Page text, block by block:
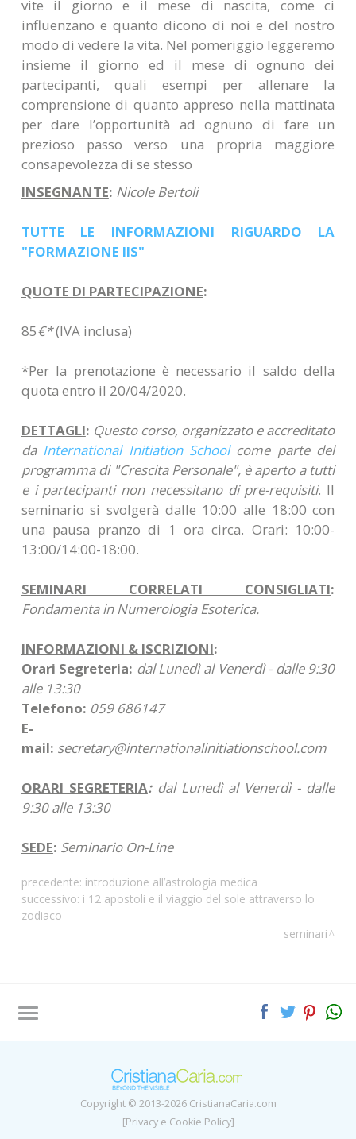
vite il giorno e il mese di nascita, come ci
influenzano e quanto dicono di noi e del nostro
modo di vedere la vita. Nel pomeriggio leggeremo
insieme il giorno ed il mese di ognuno dei
partecipanti, quali esempi per allenare la
comprensione di quanto appreso nella mattinata
per dare l’opportunità ad ognuno di fare un
prezioso passo verso una propria maggiore
consapevolezza di se stesso
INSEGNANTE: Nicole Bertoli
TUTTE LE INFORMAZIONI RIGUARDO LA
"FORMAZIONE IIS"
QUOTE DI PARTECIPAZIONE:
85€*(IVA inclusa)
*Per la prenotazione è necessario il saldo della
quota entro il 20/04/2020.
DETTAGLI: Questo corso, organizzato e accreditato
da International Initiation Schoolcome parte del
programma di "Crescita Personale", è aperto a tutti
e i partecipanti non necessitano di pre-requisiti. Il
seminario si svolgerà dalle 10:00 alle 18:00 con
una pausa pranzo di 1 ora circa. Orari: 10:00-
13:00/14:00-18:00.
SEMINARI CORRELATI CONSIGLIATI:
Fondamenta in Numerologia Esoterica.
INFORMAZIONI & ISCRIZIONI:
Orari Segreteria: dal Lunedì al Venerdì - dalle 9:30
alle 13:30
Telefono: 059 686147
E-
mail: secretary@internationalinitiationschool.com
ORARI SEGRETERIA: dal Lunedì al Venerdì - dalle
9:30 alle 13:30
SEDE: Seminario On-Line
precedente: introduzione all’astrologia medica
successivo: i 12 apostoli e il viaggio del sole attraverso lo
zodiaco
seminari
Copyright © 2013-2026 CristianaCaria.com
[Privacy e Cookie Policy]